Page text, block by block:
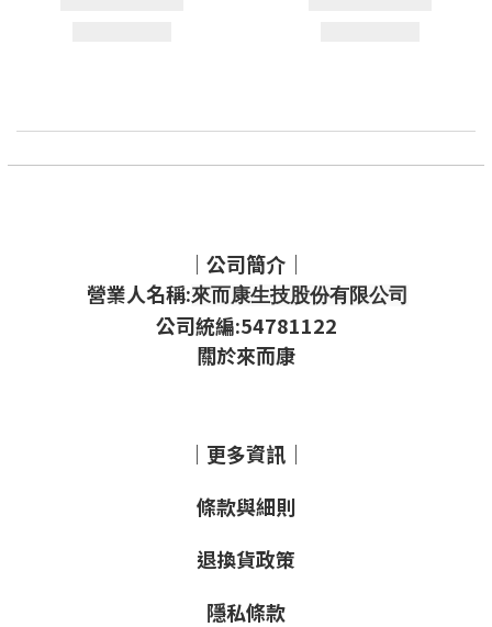
｜公司簡介｜
營業人名稱:來而康生技股份有限公司
公司統編:54781122
關於來而康
｜更多資訊｜
條款與細則
退換貨政策
隱私條款